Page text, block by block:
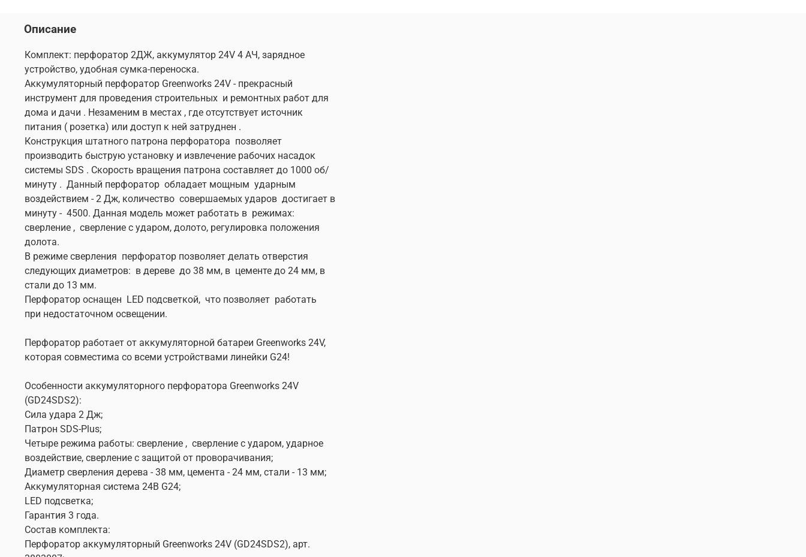
Описание
Комплект: перфоратор 2ДЖ, аккумулятор 24V 4 АЧ, зарядное
устройство, удобная сумка-переноска.
Аккумуляторный перфоратор Greenworks 24V - прекрасный
инструмент для проведения строительных и ремонтных работ для
дома и дачи . Незаменим в местах , где отсутствует источник
питания ( розетка) или доступ к ней затруднен .
Конструкция штатного патрона перфоратора позволяет
производить быструю установку и извлечение рабочих насадок
системы SDS . Скорость вращения патрона составляет до 1000 об/
минуту . Данный перфоратор обладает мощным ударным
воздействием - 2 Дж, количество совершаемых ударов достигает в
минуту - 4500. Данная модель может работать в режимах:
сверление , сверление с ударом, долото, регулировка положения
долота.
В режиме сверления перфоратор позволяет делать отверстия
следующих диаметров: в дереве до 38 мм, в цементе до 24 мм, в
стали до 13 мм.
Перфоратор оснащен LED подсветкой, что позволяет работать
при недостаточном освещении.
Перфоратор работает от аккумуляторной батареи Greenworks 24V,
которая совместима со всеми устройствами линейки G24!
Особенности аккумуляторного перфоратора Greenworks 24V
(GD24SDS2):
Сила удара 2 Дж;
Патрон SDS-Plus;
Четыре режима работы: сверление , сверление с ударом, ударное
воздействие, сверление с защитой от проворачивания;
Диаметр сверления дерева - 38 мм, цемента - 24 мм, стали - 13 мм;
Аккумуляторная система 24В G24;
LED подсветка;
Гарантия 3 года.
Состав комплекта:
Перфоратор аккумуляторный Greenworks 24V (GD24SDS2), арт.